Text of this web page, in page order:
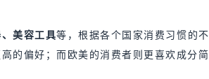
美容工具等，根据各个国家消费习惯的不
的偏好；而欧美的消费者则更喜欢成分简